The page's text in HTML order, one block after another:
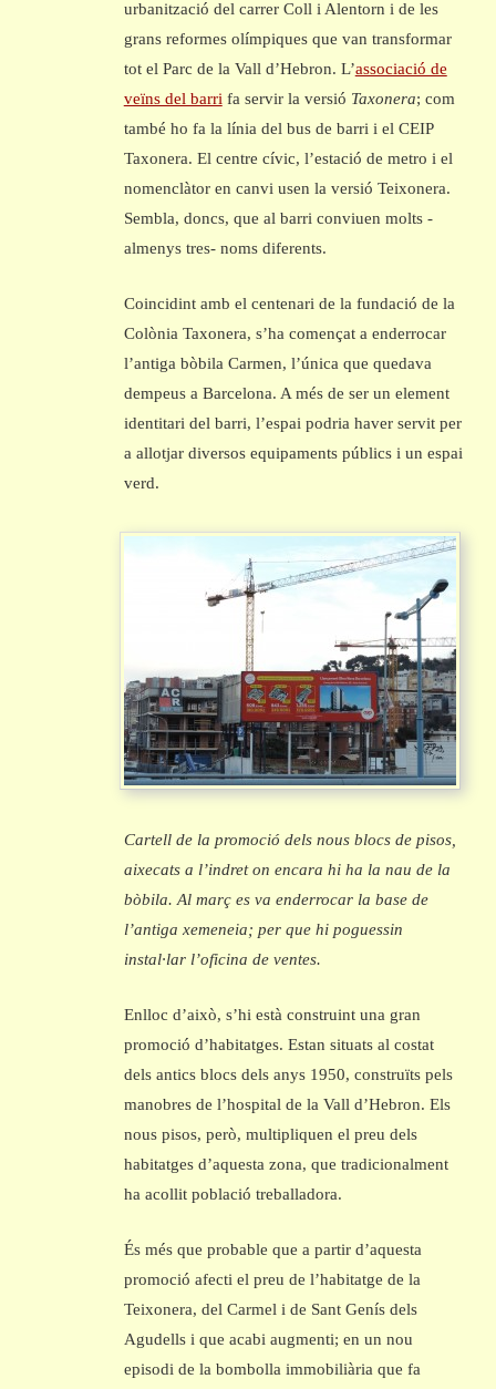
urbanització del carrer Coll i Alentorn i de les
grans reformes olímpiques que van transformar
tot el Parc de la Vall d’Hebron. L’associació de
veïns del barri fa servir la versió Taxonera; com
també ho fa la línia del bus de barri i el CEIP
Taxonera. El centre cívic, l’estació de metro i el
nomenclàtor en canvi usen la versió Teixonera.
Sembla, doncs, que al barri conviuen molts -
almenys tres- noms diferents.
Coincidint amb el centenari de la fundació de la
Colònia Taxonera, s’ha començat a enderrocar
l’antiga bòbila Carmen, l’única que quedava
dempeus a Barcelona. A més de ser un element
identitari del barri, l’espai podria haver servit per
a allotjar diversos equipaments públics i un espai
verd.
Cartell de la promoció dels nous blocs de pisos,
aixecats a l’indret on encara hi ha la nau de la
bòbila. Al març es va enderrocar la base de
l’antiga xemeneia; per que hi poguessin
instal·lar l’oficina de ventes.
Enlloc d’això, s’hi està construint una gran
promoció d’habitatges. Estan situats al costat
dels antics blocs dels anys 1950, construïts pels
manobres de l’hospital de la Vall d’Hebron. Els
nous pisos, però, multipliquen el preu dels
habitatges d’aquesta zona, que tradicionalment
ha acollit població treballadora.
És més que probable que a partir d’aquesta
promoció afecti el preu de l’habitatge de la
Teixonera, del Carmel i de Sant Genís dels
Agudells i que acabi augmenti; en un nou
episodi de la bombolla immobiliària que fa